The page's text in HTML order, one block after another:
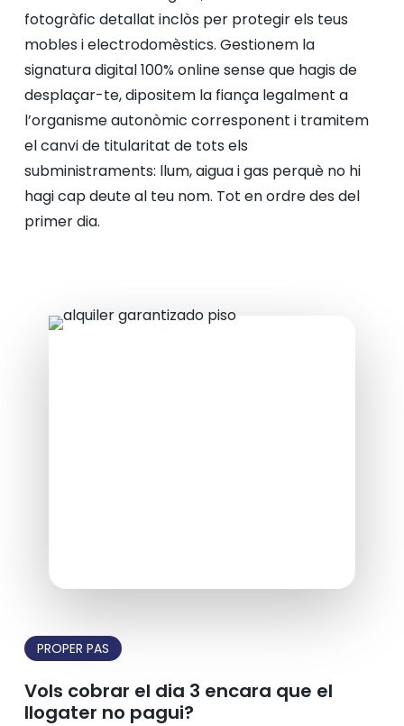
fotogràfic detallat inclòs per protegir els teus
mobles i electrodomèstics. Gestionem la
signatura digital 100% online sense que hagis de
desplaçar-te, dipositem la fiança legalment a
l’organisme autonòmic corresponent i tramitem
el canvi de titularitat de tots els
subministraments: llum, aigua i gas perquè no hi
hagi cap deute al teu nom. Tot en ordre des del
primer dia.
PROPER PAS
Vols cobrar el dia 3 encara que el
llogater no pagui?